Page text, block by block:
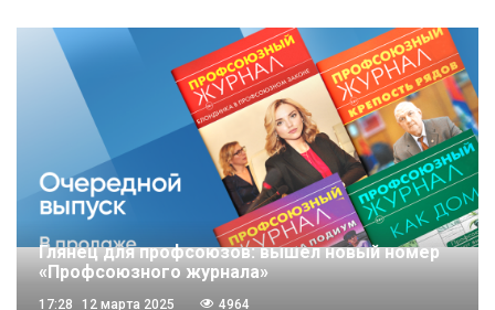
Глянец для профсоюзов: вышел новый номер
«Профсоюзного журнала»
17:28 12 марта 2025 4964